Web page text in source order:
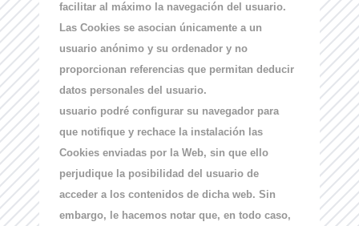
facilitar al máximo la navegación del usuario.
Las Cookies se asocian únicamente a un
usuario anónimo y su ordenador y no
proporcionan referencias que permitan deducir
datos personales del usuario.
usuario podré configurar su navegador para
que notifique y rechace la instalación las
Cookies enviadas por la Web, sin que ello
perjudique la posibilidad del usuario de
acceder a los contenidos de dicha web. Sin
embargo, le hacemos notar que, en todo caso,